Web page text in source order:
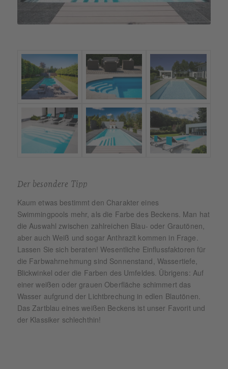
Der besondere Tipp
Kaum etwas bestimmt den Charakter eines
Swimmingpools mehr, als die Farbe des Beckens. Man hat
die Auswahl zwischen zahlreichen Blau- oder Grautönen,
aber auch Weiß und sogar Anthrazit kommen in Frage.
Lassen Sie sich beraten! Wesentliche Einflussfaktoren für
die Farbwahrnehmung sind Sonnenstand, Wassertiefe,
Blickwinkel oder die Farben des Umfeldes. Übrigens: Auf
einer weißen oder grauen Oberfläche schimmert das
Wasser aufgrund der Lichtbrechung in edlen Blautönen.
Das Zartblau eines weißen Beckens ist unser Favorit und
der Klassiker schlechthin!